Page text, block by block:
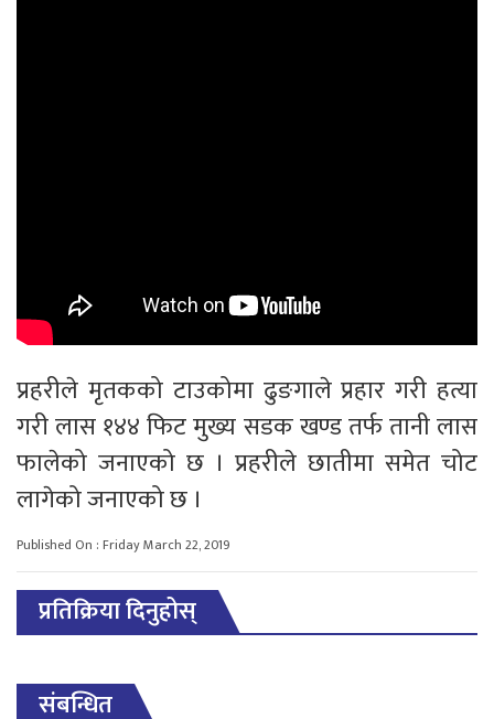
प्रहरीले मृतकको टाउकोमा ढुङगाले प्रहार गरी हत्या
गरी लास १४४ फिट मुख्य सडक खण्ड तर्फ तानी लास
फालेको जनाएको छ । प्रहरीले छातीमा समेत चोट
लागेको जनाएको छ ।
Published On : Friday March 22, 2019
प्रतिक्रिया दिनुहोस्
संबन्धित